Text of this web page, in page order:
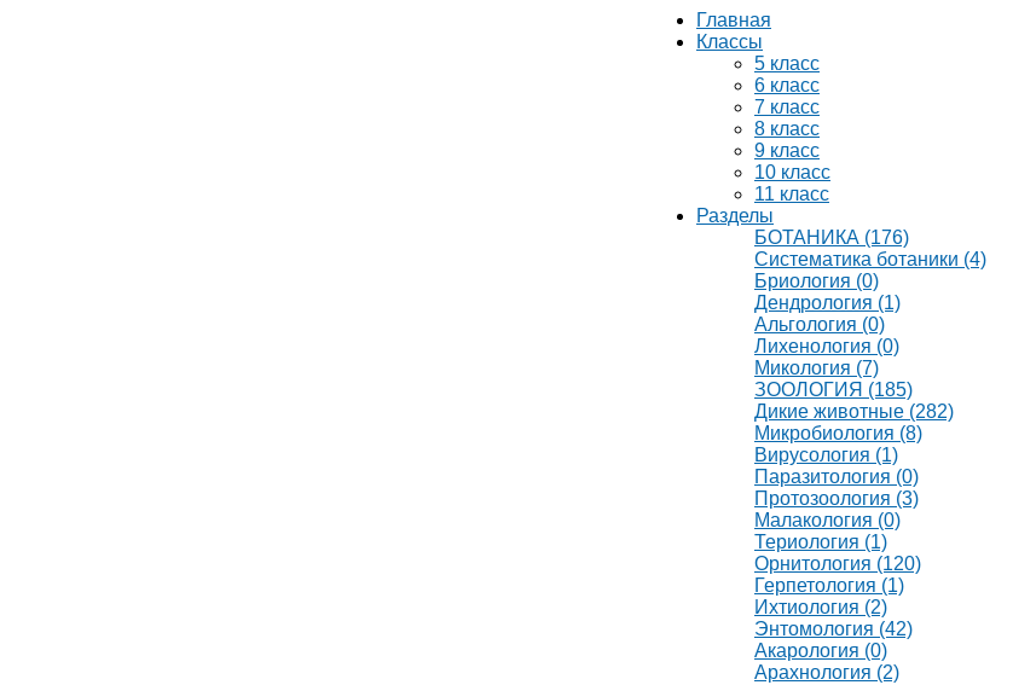
Главная
Классы
5 класс
6 класс
7 класс
8 класс
9 класс
10 класс
11 класс
Разделы
БОТАНИКА (176)
Систематика ботаники (4)
Бриология (0)
Дендрология (1)
Альгология (0)
Лихенология (0)
Микология (7)
ЗООЛОГИЯ (185)
Дикие животные (282)
Микробиология (8)
Вирусология (1)
Паразитология (0)
Протозоология (3)
Малакология (0)
Териология (1)
Орнитология (120)
Герпетология (1)
Ихтиология (2)
Энтомология (42)
Акарология (0)
Арахнология (2)